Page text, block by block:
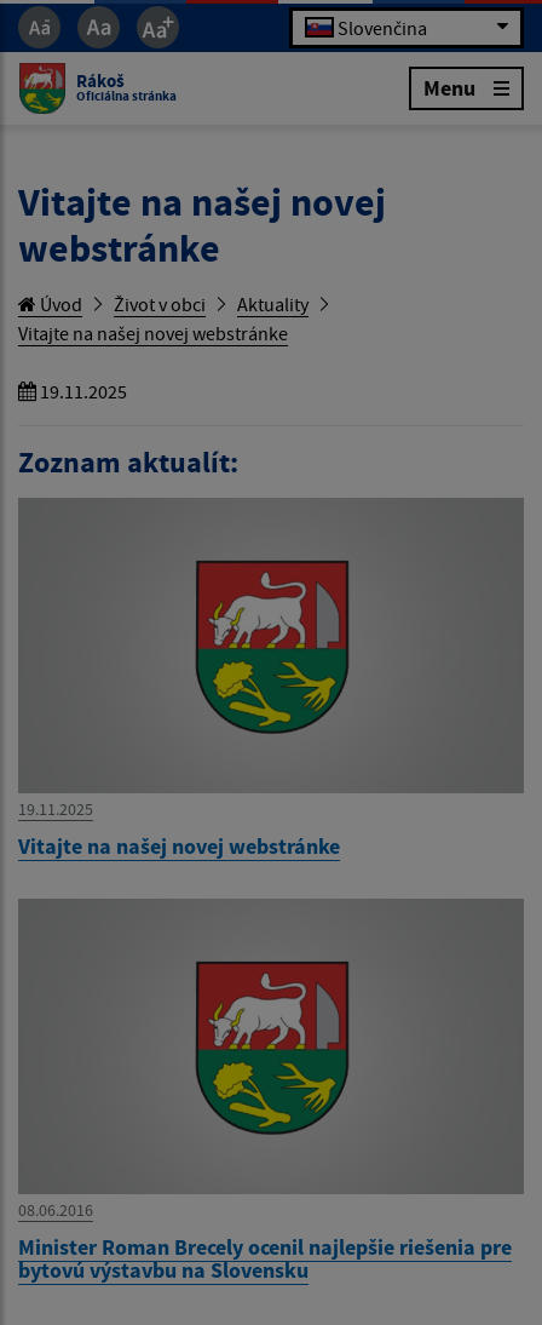
Slovenčina
Rákoš
Oficiálna stránka Menu
Vitajte na našej novej
webstránke
Úvod Život v obci
Aktuality
Vitajte na našej novej webstránke
19.11.2025
Zoznam aktualít:
19.11.2025
Vitajte na našej novej webstránke
08.06.2016
Minister Roman Brecely ocenil najlepšie riešenia pre
bytovú výstavbu na Slovensku